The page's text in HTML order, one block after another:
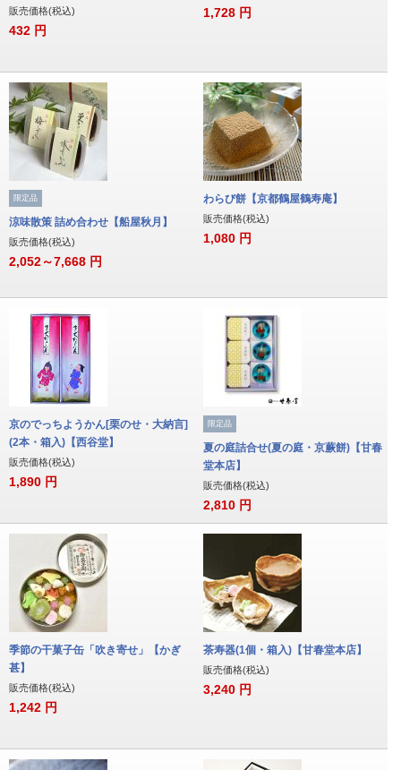
販売価格(税込)
432 円
1,728 円
限定品
涼味散策 詰め合わせ【船屋秋月】
販売価格(税込)
2,052～7,668 円
わらび餅【京都鶴屋鶴寿庵】
販売価格(税込)
1,080 円
京のでっちようかん[栗のせ・大納言]
(2本・箱入)【西谷堂】
販売価格(税込)
1,890 円
限定品
夏の庭詰合せ(夏の庭・京蕨餅)【甘春
堂本店】
販売価格(税込)
2,810 円
季節の干菓子缶「吹き寄せ」【かぎ
甚】
販売価格(税込)
1,242 円
茶寿器(1個・箱入)【甘春堂本店】
販売価格(税込)
3,240 円